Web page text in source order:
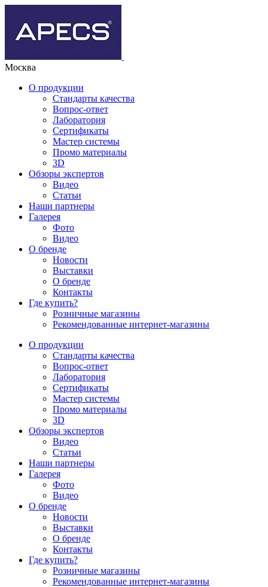
Москва
О продукции
Стандарты качества
Вопрос-ответ
Лаборатория
Сертификаты
Мастер системы
Промо материалы
3D
Обзоры экспертов
Видео
Статьи
Наши партнеры
Галерея
Фото
Видео
О бренде
Новости
Выставки
О бренде
Контакты
Где купить?
Розничные магазины
Рекомендованные интернет-магазины
О продукции
Стандарты качества
Вопрос-ответ
Лаборатория
Сертификаты
Мастер системы
Промо материалы
3D
Обзоры экспертов
Видео
Статьи
Наши партнеры
Галерея
Фото
Видео
О бренде
Новости
Выставки
О бренде
Контакты
Где купить?
Розничные магазины
Рекомендованные интернет-магазины